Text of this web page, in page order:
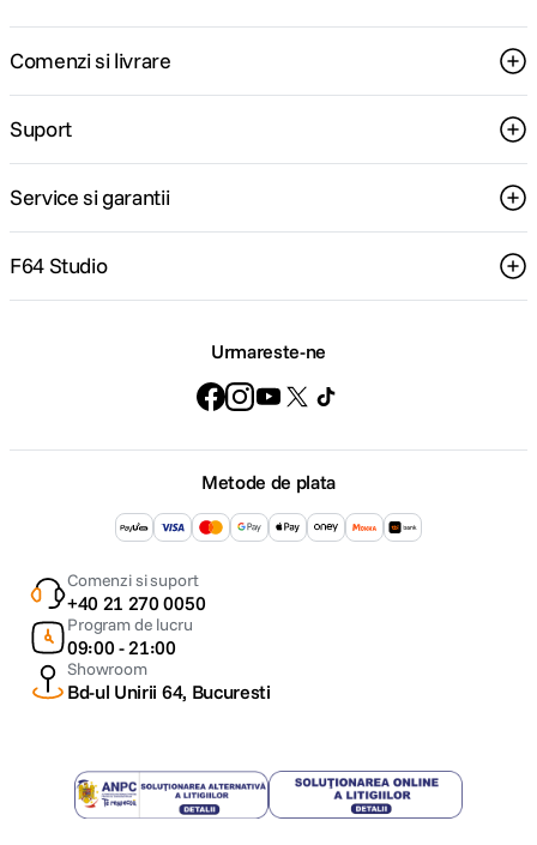
Comenzi si livrare
Suport
Service si garantii
F64 Studio
Urmareste-ne
Metode de plata
Comenzi si suport
+40 21 270 0050
Program de lucru
09:00 - 21:00
Showroom
Bd-ul Unirii 64, Bucuresti